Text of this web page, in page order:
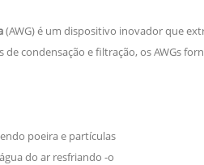
(AWG) é um dispositivo inovador que
condensação e filtração, os AWGs
poeira e partículas
do ar resfriando -o